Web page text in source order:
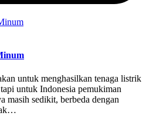
untuk menghasilkan tenaga listrik
untuk Indonesia pemukiman
masih sedikit, berbeda dengan